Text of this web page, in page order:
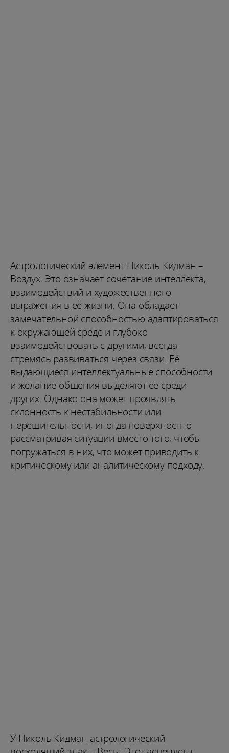
Астрологический элемент Николь Кидман –
Воздух. Это означает сочетание интеллекта,
взаимодействий и художественного
выражения в её жизни. Она обладает
замечательной способностью адаптироваться
к окружающей среде и глубоко
взаимодействовать с другими, всегда
стремясь развиваться через связи. Её
выдающиеся интеллектуальные способности
и желание общения выделяют её среди
других. Однако она может проявлять
склонность к нестабильности или
нерешительности, иногда поверхностно
рассматривая ситуации вместо того, чтобы
погружаться в них, что может приводить к
критическому или аналитическому подходу.
У Николь Кидман астрологический